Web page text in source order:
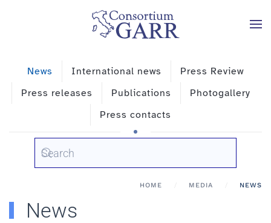
Skip to main content
News International news
Press Review
Press releases
Publications
Photogallery
Press contacts
HOME MEDIA NEWS
News